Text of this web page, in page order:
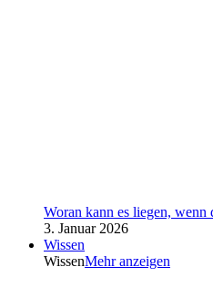
Woran kann es liegen,
3. Januar 2026
Wissen
WissenMehr anzeigen